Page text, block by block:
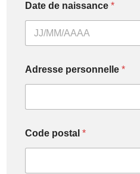
Date de naissance*
Adresse personnelle*
Code postal*